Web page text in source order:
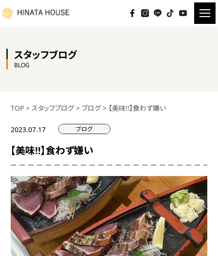
スタッフブログ
BLOG
TOP > スタッフブログ>ブログ> 【美味!!】食わず嫌い
2023.07.17 ブログ
【美味!!】食わず嫌い